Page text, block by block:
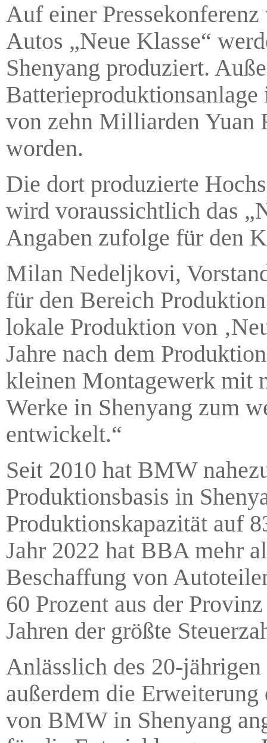
Auf einer
Autos „Neue Klasse“
Shenyang produziert.
von zehn Milliarden
worden.
Die dort produzierte
wird voraussichtlich das
Angaben zufolge für den
Milan Nedeljkovi,
für den Bereich
lokale Produktion von
Jahre nach dem
kleinen Montagewerk mit
Werke in Shenyang zum
entwickelt.“
Seit 2010 hat BMW
Produktionsbasis in
Produktionskapazität auf
Jahr 2022 hat BBA mehr
Beschaffung von
60 Prozent aus der
Jahren der größte
Anlässlich des 20-
außerdem die
von BMW in Shenyang